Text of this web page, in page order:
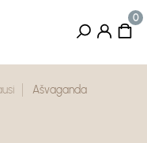
Ašvaganda